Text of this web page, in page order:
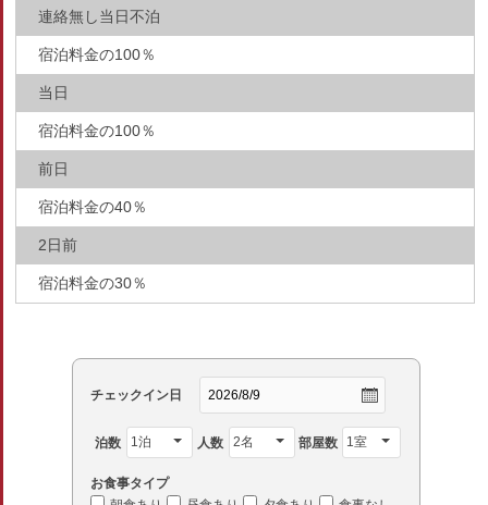
連絡無し当日不泊
宿泊料金の100％
当日
宿泊料金の100％
前日
宿泊料金の40％
2日前
宿泊料金の30％
チェックイン日
泊数 人数 部屋数
お食事タイプ